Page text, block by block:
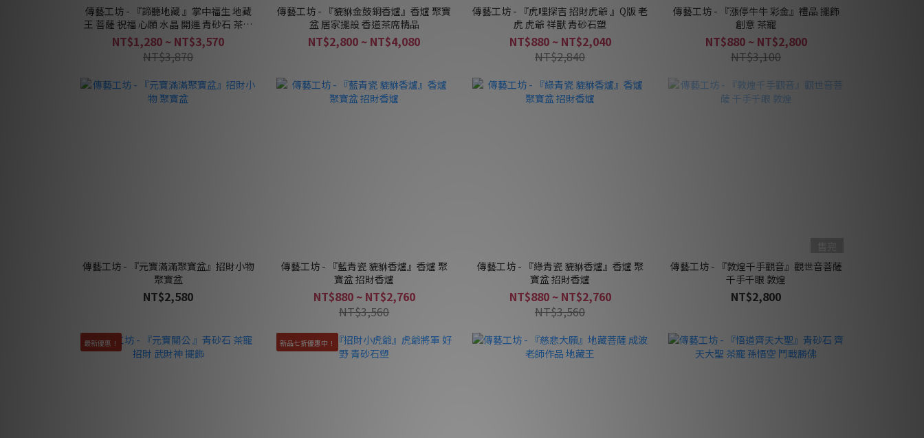
傳藝工坊 - 『諦聽地藏 』掌中福生 地藏
王 菩薩 祝福 心願 水晶 開運 青砂石 茶寵
擺飾
NT$1,280 ~ NT$3,570
NT$3,870
傳藝工坊 - 『貔貅金鼓銅香爐』香爐 聚寶
盆 居家擺設 香道茶席精品
NT$2,800 ~ NT$4,080
傳藝工坊 - 『虎哩探吉 招財虎爺 』Q版 老
虎 虎爺 祥獸 青砂石塑
NT$880 ~ NT$2,040
NT$2,840
傳藝工坊 - 『漲停牛牛 彩金』禮品 擺飾
創意 茶寵
NT$880 ~ NT$2,800
NT$3,100
傳藝工坊 - 『元寶滿滿聚寶盆』招財小物
聚寶盆
NT$2,580
傳藝工坊 - 『藍青瓷 貔貅香爐』香爐 聚
寶盆 招財香爐
NT$880 ~ NT$2,760
NT$3,560
傳藝工坊 - 『綠青瓷 貔貅香爐』香爐 聚
寶盆 招財香爐
NT$880 ~ NT$2,760
NT$3,560
傳藝工坊 - 『敦煌千手觀音』觀世音菩薩
千手千眼 敦煌
NT$2,800
最新優惠！ 新品七折優惠中！